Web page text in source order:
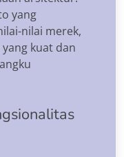
yang
nilai merek,
kuat dan